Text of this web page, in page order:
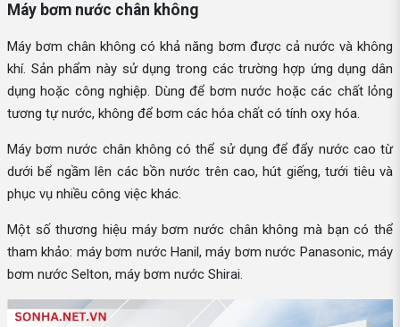
Máy bơm nước chân không
Máy bơm chân không có khả năng bơm được cả nước và không
khí. Sản phẩm này sử dụng trong các trường hợp ứng dụng dân
dụng hoặc công nghiệp. Dùng để bơm nước hoặc các chất lỏng
tương tự nước, không để bơm các hóa chất có tính oxy hóa.
Máy bơm nước chân không có thể sử dụng để đẩy nước cao từ
dưới bể ngầm lên các bồn nước trên cao, hút giếng, tưới tiêu và
phục vụ nhiều công việc khác.
Một số thương hiệu máy bơm nước chân không mà bạn có thể
tham khảo: máy bơm nước Hanil, máy bơm nước Panasonic, máy
bơm nước Selton, máy bơm nước Shirai.